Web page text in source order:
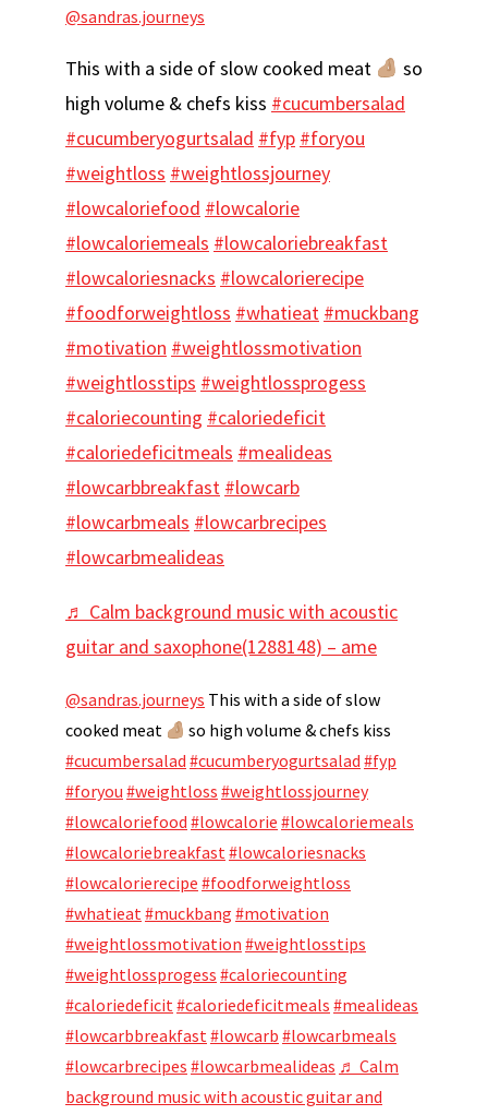
@sandras.journeys
This with a side of slow cooked meat
so
high volume & chefs kiss #cucumbersalad
#cucumberyogurtsalad #fyp #foryou
#weightloss #weightlossjourney
#lowcaloriefood #lowcalorie
#lowcaloriemeals #lowcaloriebreakfast
#lowcaloriesnacks #lowcalorierecipe
#foodforweightloss #whatieat #muckbang
#motivation #weightlossmotivation
#weightlosstips #weightlossprogess
#caloriecounting #caloriedeficit
#caloriedeficitmeals #mealideas
#lowcarbbreakfast #lowcarb
#lowcarbmeals #lowcarbrecipes
#lowcarbmealideas
♬ Calm background music with acoustic
guitar and saxophone(1288148) – ame
@sandras.journeys This with a side of slow
cooked meat
so high volume & chefs kiss
#cucumbersalad #cucumberyogurtsalad #fyp
#foryou #weightloss #weightlossjourney
#lowcaloriefood #lowcalorie #lowcaloriemeals
#lowcaloriebreakfast#lowcaloriesnacks
#lowcalorierecipe #foodforweightloss
#whatieat#muckbang #motivation
#weightlossmotivation #weightlosstips
#weightlossprogess #caloriecounting
#caloriedeficit#caloriedeficitmeals #mealideas
#lowcarbbreakfast#lowcarb #lowcarbmeals
#lowcarbrecipes #lowcarbmealideas ♬ Calm
background music with acoustic guitar and